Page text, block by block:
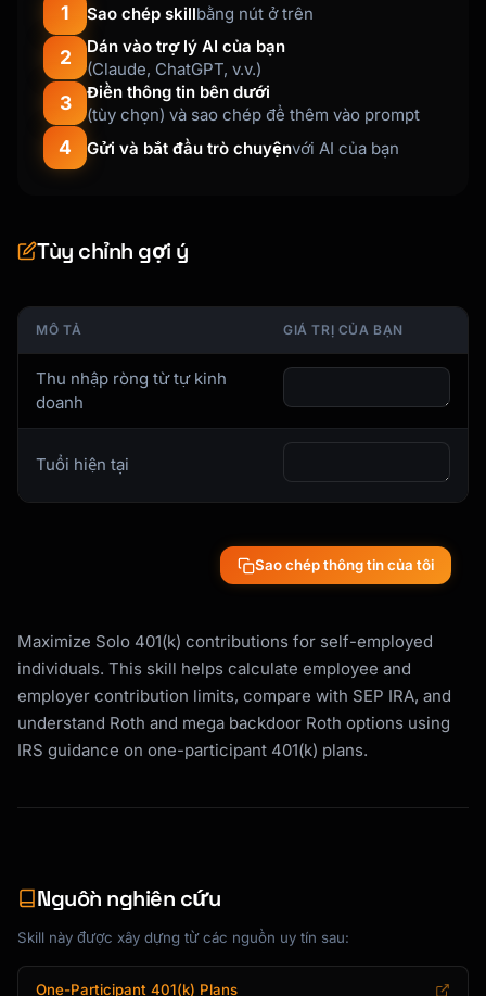
WHO CAN USE:
─────────────────────────────────────────────
────────────────
✓ Self-employed individuals
✓ Sole proprietors
✓ Single-member LLCs
✓ Partnerships (each partner has own)
✓ Spouse can participate if working in
business
─────────────────────────────────────────────
✗ Businesses with non-spouse employees
✗ Those covered by controlled group rules
   (related businesses with employees)
WHY SOLO 401(K) IS POWERFUL:
─────────────────────────────────────────────
• Higher contribution limits than SEP IRA
• Employee + employer contribution
• Mega backdoor Roth possible
```
---
═════════════════
TWO TYPES OF CONTRIBUTIONS:
────────────────
1 Sao chép skillbằng nút ở trên
2
Dán vào trợ lý AI của bạn
(Claude, ChatGPT, v.v.)
3
Điền thông tin bên dưới
(tùy chọn) và sao chép để thêm vào prompt
4 Gửi và bắt đầu trò chuyệnvới AI của bạn
Tùy chỉnh gợi ý
MÔ TẢ GIÁ TRỊ CỦA BẠN
Thu nhập ròng từ tự kinh
doanh
Tuổi hiện tại
Sao chép thông tin của tôi
Maximize Solo 401(k) contributions for self-employed
individuals. This skill helps calculate employee and
employer contribution limits, compare with SEP IRA, and
understand Roth and mega backdoor Roth options using
IRS guidance on one-participant 401(k) plans.
Nguồn nghiên cứu
Skill này được xây dựng từ các nguồn uy tín sau:
One-Participant 401(k) Plans